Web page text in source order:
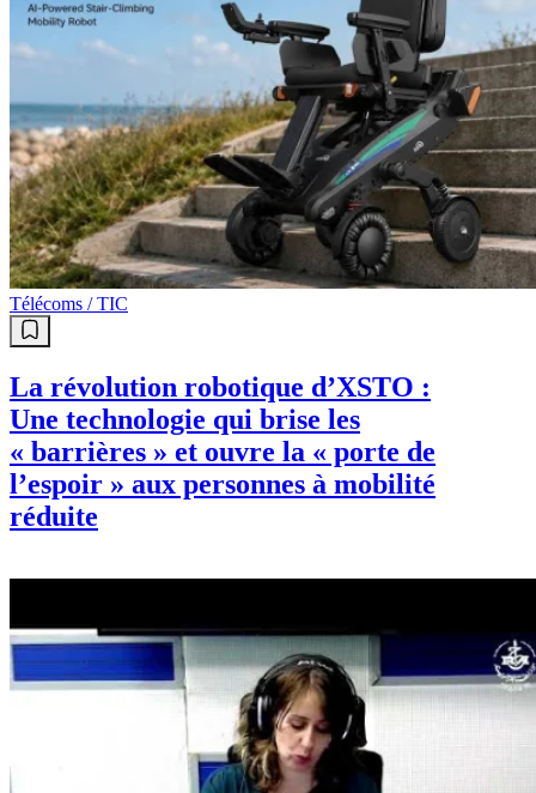
Télécoms / TIC
La révolution robotique d’XSTO :
Une technologie qui brise les
« barrières » et ouvre la « porte de
l’espoir » aux personnes à mobilité
réduite